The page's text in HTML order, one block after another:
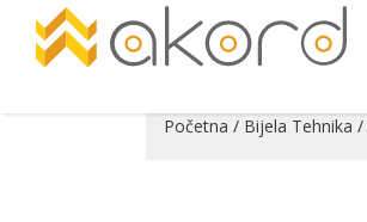
Početna / Bijela Tehnika /